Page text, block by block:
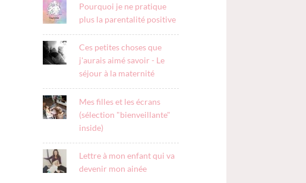
Pourquoi je ne pratique
plus la parentalité positive
Ces petites choses que
j'aurais aimé savoir - Le
séjour à la maternité
Mes filles et les écrans
(sélection "bienveillante"
inside)
Lettre à mon enfant qui va
devenir mon ainée